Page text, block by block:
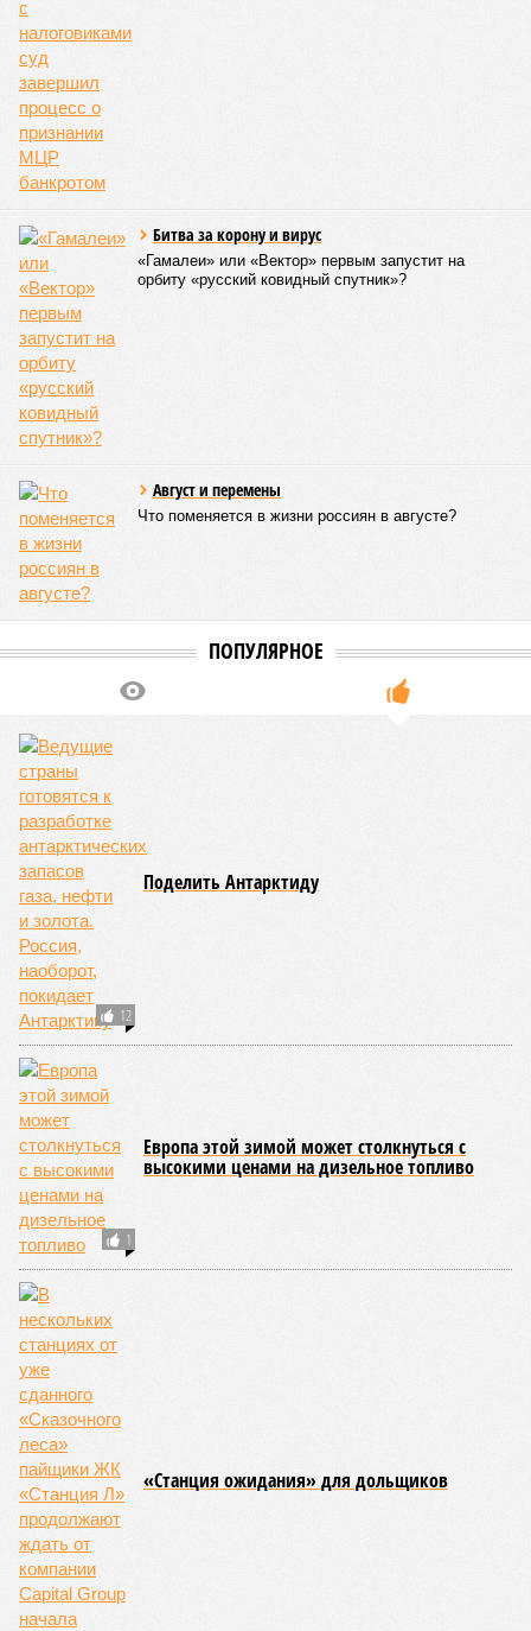
когда-либо происходивших на планете. Число
пострадавших в тот год достигло 53 млн человек, число
погибших, по некоторым оценкам, составило 4 миллиона.
Впрочем, для Китая подобное не в новинку. Так, в сентябре
1887 года вода прорвала многочисленные дамбы на реке
Хуанхэ и быстро залила почти весь Северный Китай, так
как местность там довольно низменная, и потоп просто не
встречал препятствий на своём пути, уничтожая деревни и
километров (а это больше территорий Оренбургской или
Кировской областей), 2 млн человек остались без крова,
ещё столько же погибли в результате спровоцированной
катастрофой пандемии.
Третье место по кровожадности в рейтинге стихийных
бедствий занимает смертоносный циклон Бхола 1970 года,
ставший самым мощным среди себе подобных за всю
историю наблюдений. Он поразил территории современной
индийского штата Западная Бенгалия. Шторма унесли
жизни полумиллиона человек.
Кажется, стремящаяся сохранить свою чистоту природа
что-то знала о том, какие именно страны станут со
временем самыми «грязными» в плане производств, и
объяснить то, что в топ-10 природных катастроф почти все
места занимают бедствия, разразившиеся в Индии,
Пакистане, Бангладеш и Турции? Что характерно, Россию и
здесь беды были другими, включая массовый голод и
масштабные эпидемии вроде бубонной чумы (200 млн
погибших) или «испанки» (по разным оценкам, от 17,4 до
100 млн погибших во всём мире).
Когда земля – дыбом
Но это дела давно минувших дней. А что нам ждать в
дальнейшем? Авторы энциклопедии A-Z Animals,
основываясь на современных научных исследованиях и
глобальных тенденциях, составили свой список
потенциально самых смертоносных стихийных бедствий,
угрожающих человечеству непосредственно сейчас, в XXI
веке.
«Золото» получили землетрясения. К наиболее
сейсмоопасным регионам относится Тихоокеанское
вулканическое огненное кольцо, включающее Индонезию,
Японию и западное побережье Северной и Южной Америки.
Турция, Иран, Индия и Непал также расположены на очень
активных линиях разломов тектонических плит. Не
исключение и центральная часть США – причина в Нью-
Мадридском разломе в штате Миссури. Землетрясения
средней силы – явление, в общем-то, обычное и вполне
сносное, но периодически, раз в несколько столетий,
трясёт так, что мало не покажется никому. К примеру, в
самом конце 2004 года бахнуло близ побережья
индонезийского острова Суматра, а следом пошли
огромные, превышающие высоту 15 метров, волны. Итог –
250 тыс. погибших.
На втором месте в рейтинге A-Z Animals как раз цунами. В
этом плане к уязвимым регионам относятся: побережье
Индийского океана, тихо­океанские побережья Японии и
США, а также некоторые районы Карибского бассейна и
Средиземноморья. То есть в зоне риска уже не только
Поднебесная с Индией – не так ли?